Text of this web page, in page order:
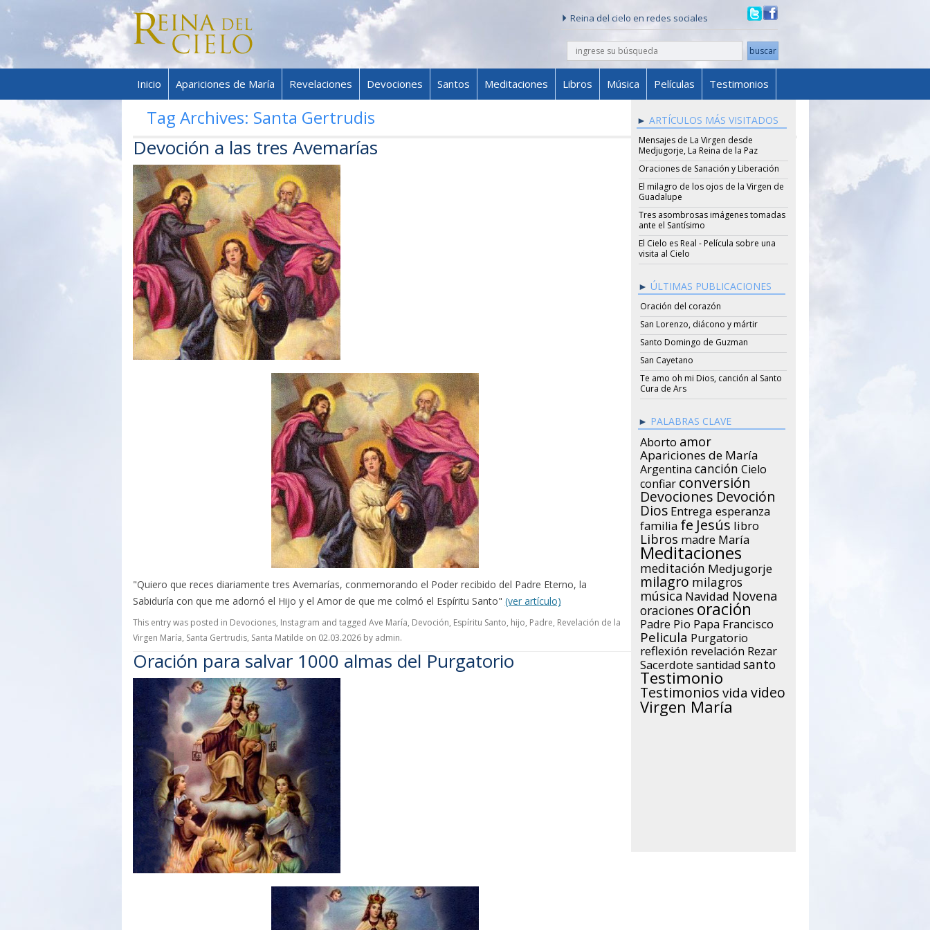
Reina del cielo en redes sociales
buscar
Skip to content
Inicio Apariciones de María Revelaciones Devociones Santos Meditaciones Libros Música Películas Testimonios
Tag Archives: Santa Gertrudis
Devoción a las tres Avemarías
"Quiero que reces diariamente tres Avemarías, conmemorando el Poder recibido del Padre Eterno, la
Sabiduría con que me adornó el Hijo y el Amor de que me colmó el Espíritu Santo" (ver artículo)
This entry was posted in Devociones, Instagram and tagged Ave María, Devoción, Espíritu Santo, hijo, Padre, Revelación de la
Virgen María, Santa Gertrudis, Santa Matilde on 02.03.2026by admin.
Oración para salvar 1000 almas del Purgatorio
ARTÍCULOS MÁS VISITADOS
Mensajes de La Virgen desde
Medjugorje, La Reina de la Paz
Oraciones de Sanación y Liberación
El milagro de los ojos de la Virgen de
Guadalupe
Tres asombrosas imágenes tomadas
ante el Santísimo
El Cielo es Real - Película sobre una
visita al Cielo
ÚLTIMAS PUBLICACIONES
Oración del corazón
San Lorenzo, diácono y mártir
Santo Domingo de Guzman
San Cayetano
Te amo oh mi Dios, canción al Santo
Cura de Ars
PALABRAS CLAVE
Aborto amor
Apariciones de María
Argentina canción Cielo
confiar conversión
Devociones Devoción
Dios Entrega esperanza
familia fe Jesús libro
Libros madre María
Meditaciones
meditación Medjugorje
milagro milagros
música Navidad Novena
oraciones oración
Padre Pio Papa Francisco
Pelicula Purgatorio
reflexión revelación Rezar
Sacerdote santidad santo
Testimonio
Testimonios vida video
Virgen María